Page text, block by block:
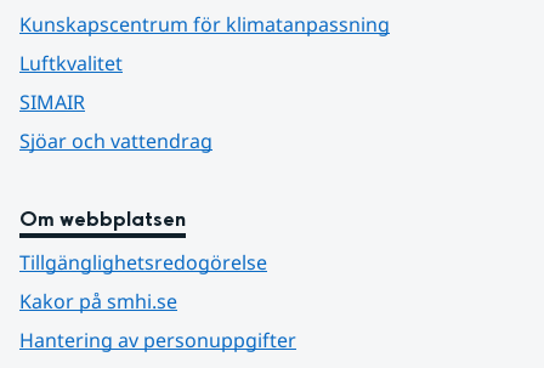
Kunskapscentrum för klimatanpassning
Luftkvalitet
SIMAIR
Sjöar och vattendrag
Om webbplatsen
Tillgänglighetsredogörelse
Kakor på smhi.se
Hantering av personuppgifter